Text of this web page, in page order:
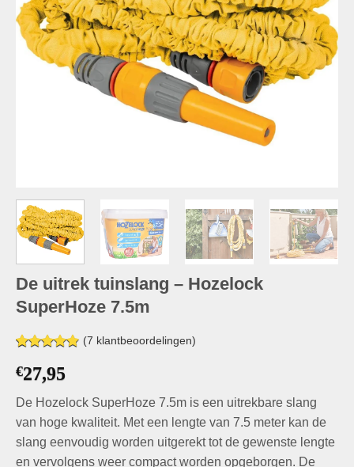
De uitrek tuinslang – Hozelock
SuperHoze 7.5m
4.83op 5
gebaseerd
op klant
waarderingen
(7 klantbeoordelingen)
€27,95
De Hozelock SuperHoze 7.5m is een uitrekbare slang
van hoge kwaliteit. Met een lengte van 7.5 meter kan de
slang eenvoudig worden uitgerekt tot de gewenste lengte
en vervolgens weer compact worden opgeborgen. De